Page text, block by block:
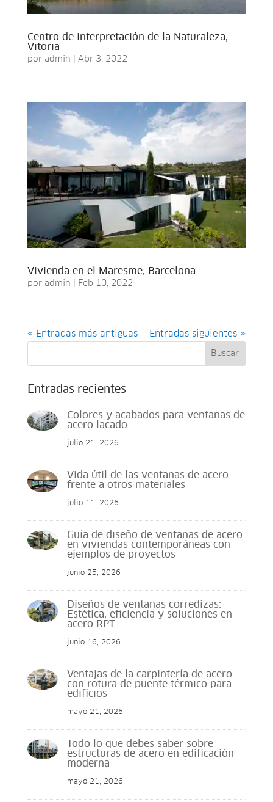
Centro de interpretación de la Naturaleza,
Vitoria
por admin Abr 3, 2022
Vivienda en el Maresme, Barcelona
por admin Feb 10, 2022
« Entradas más antiguas Entradas siguientes »
Buscar
Entradas recientes
Colores y acabados para ventanas de
acero lacado
julio 21, 2026
Vida útil de las ventanas de acero
frente a otros materiales
julio 11, 2026
Guía de diseño de ventanas de acero
en viviendas contemporáneas con
ejemplos de proyectos
junio 25, 2026
Diseños de ventanas corredizas:
Estética, eficiencia y soluciones en
acero RPT
junio 16, 2026
Ventajas de la carpintería de acero
con rotura de puente térmico para
edificios
mayo 21, 2026
Todo lo que debes saber sobre
estructuras de acero en edificación
moderna
mayo 21, 2026